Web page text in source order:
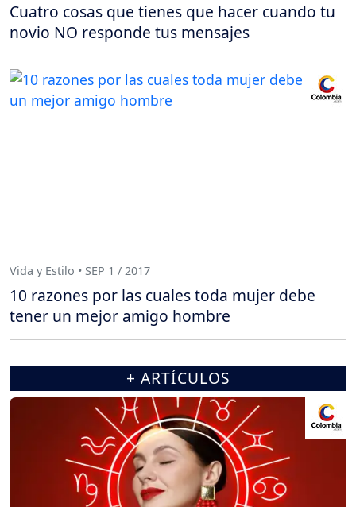
Cuatro cosas que tienes que hacer cuando tu
novio NO responde tus mensajes
Vida y Estilo • SEP 1 / 2017
10 razones por las cuales toda mujer debe
tener un mejor amigo hombre
+ ARTÍCULOS